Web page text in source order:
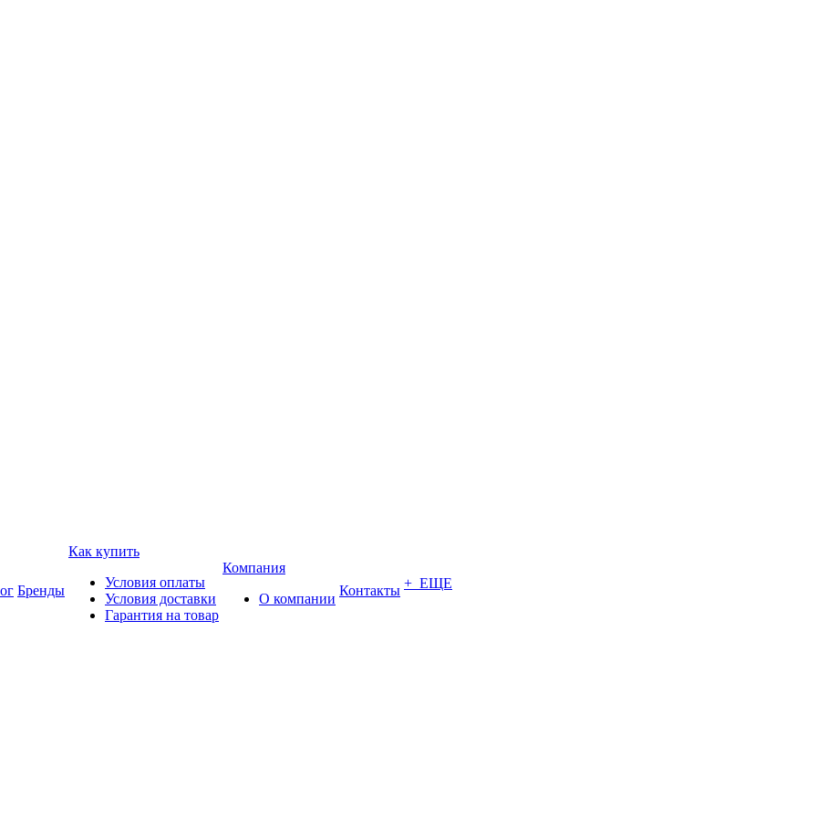
Бренды
Как купить
Условия оплаты
Условия доставки
Гарантия на товар
Компания
О компании
Контакты + ЕЩЕ